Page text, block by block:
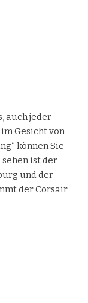
auch jeder
Gesicht von
können Sie
ist der
und der
der Corsair